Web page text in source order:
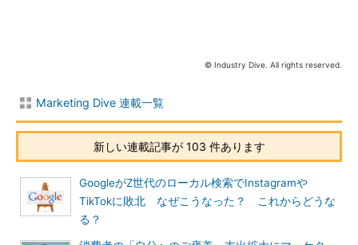
© Industry Dive. All rights reserved.
Marketing Dive 連載一覧
新しい連載記事が 103 件あります
GoogleがZ世代のローカル検索でInstagramや
TikTokに敗北 なぜこうなった？ これからどうな
る？